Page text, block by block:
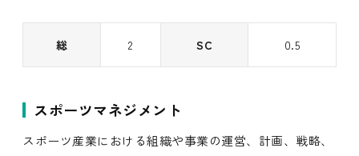
総 2 SC 0.5
スポーツマネジメント
スポーツ産業における組織や事業の運営、計画、戦略、